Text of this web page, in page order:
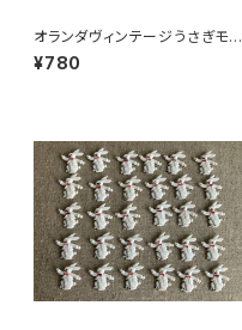
オランダヴィンテージうさぎモチ
ーフプラパーツ30個セットNo15
1
¥780